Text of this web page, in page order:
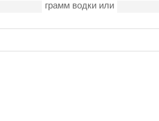
грамм водки или